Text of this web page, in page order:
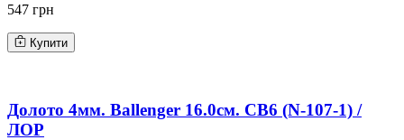
547 грн
Купити
Долото 4мм. Ballenger 16.0см. CB6 (N-107-1) /
ЛОР